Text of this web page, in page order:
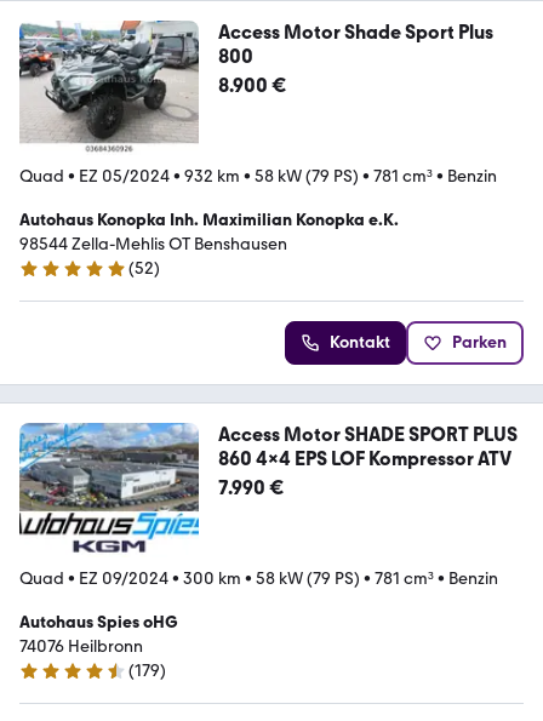
Access Motor Shade Sport Plus
800
8.900 €
Quad • EZ 05/2024• 932 km • 58 kW (79 PS) • 781 cm³• Benzin
Autohaus Konopka Inh. Maximilian Konopka e.K.
98544 Zella-Mehlis OT Benshausen
5 Sterne
(52)
Kontakt Parken
Access Motor SHADE SPORT PLUS
860 4x4 EPS LOF Kompressor ATV
7.990 €
Quad • EZ 09/2024• 300 km • 58 kW (79 PS) • 781 cm³• Benzin
Autohaus Spies oHG
74076 Heilbronn
4.5 Sterne
(179)